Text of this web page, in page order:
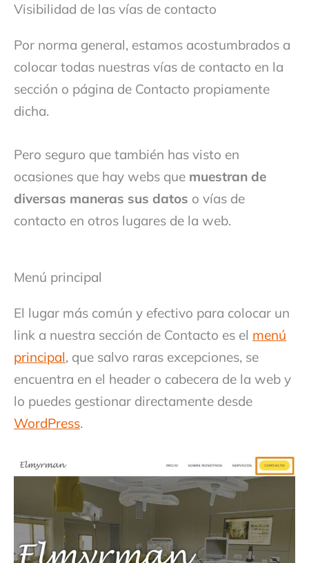
Visibilidad de las vías de contacto
Por norma general, estamos acostumbrados a
colocar todas nuestras vías de contacto en la
sección o página de Contacto propiamente
dicha.
Pero seguro que también has visto en
ocasiones que hay webs que muestran de
diversas maneras sus datos o vías de
contacto en otros lugares de la web.
Menú principal
El lugar más común y efectivo para colocar un
link a nuestra sección de Contacto es el menú
principal, que salvo raras excepciones, se
encuentra en el header o cabecera de la web y
lo puedes gestionar directamente desde
WordPress.